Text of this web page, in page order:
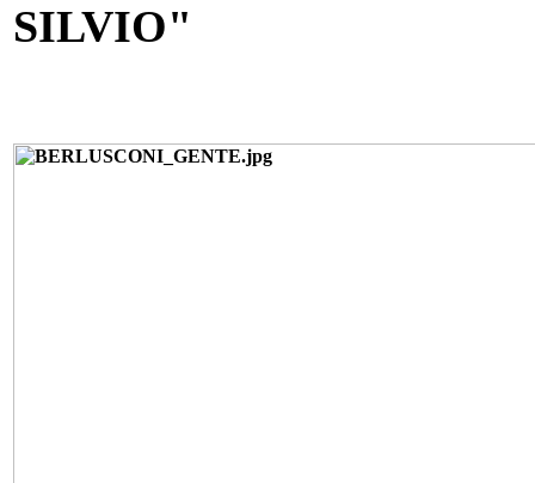
SILVIO"